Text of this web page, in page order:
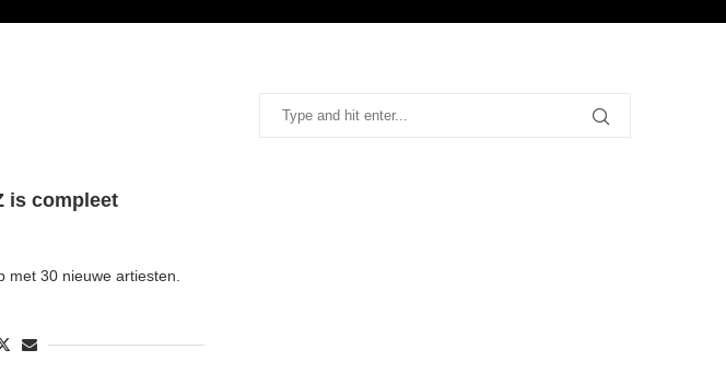
is compleet
met 30 nieuwe artiesten.